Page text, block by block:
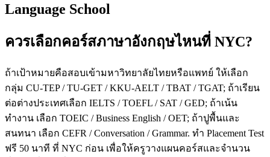
Language School
ควรเลือกคอร์สภาษาอังกฤษไหนที่ NYC?
ถ้าเป้าหมายคือสอบเข้ามหาวิทยาลัยไทยหรือแพทย์ ให้เลือก
กลุ่ม CU-TEP / TU-GET / KKU-AELT / TBAT / TGAT; ถ้าเรียน
ต่อต่างประเทศเลือก IELTS / TOEFL / SAT / GED; ถ้าเน้น
ทำงาน เลือก TOEIC / Business English / OET; ถ้าปูพื้นและ
สนทนา เลือก CEFR / Conversation / Grammar. ทำ Placement Test
ฟรี 50 นาที ที่ NYC ก่อน เพื่อให้ครูวางแผนคอร์สและจำนวน